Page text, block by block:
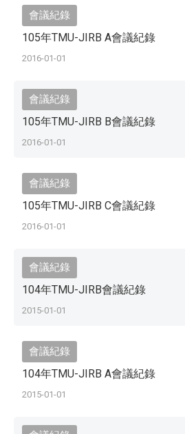
會議紀錄
105年TMU-JIRB A會議紀錄
2016-01-01
會議紀錄
105年TMU-JIRB B會議紀錄
2016-01-01
會議紀錄
105年TMU-JIRB C會議紀錄
2016-01-01
會議紀錄
104年TMU-JIRB會議紀錄
2015-01-01
會議紀錄
104年TMU-JIRB A會議紀錄
2015-01-01